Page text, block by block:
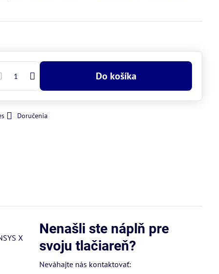
Do košíka
Doručenia
X
Nenašli ste náplň pre
svoju tlačiareň?
Neváhajte nás kontaktovať: